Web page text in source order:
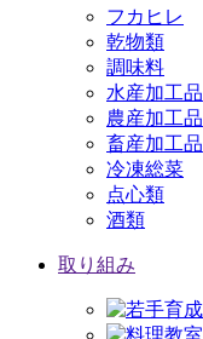
フカヒレ
乾物類
調味料
水産加工品
農産加工品
畜産加工品
冷凍総菜
点心類
酒類
取り組み